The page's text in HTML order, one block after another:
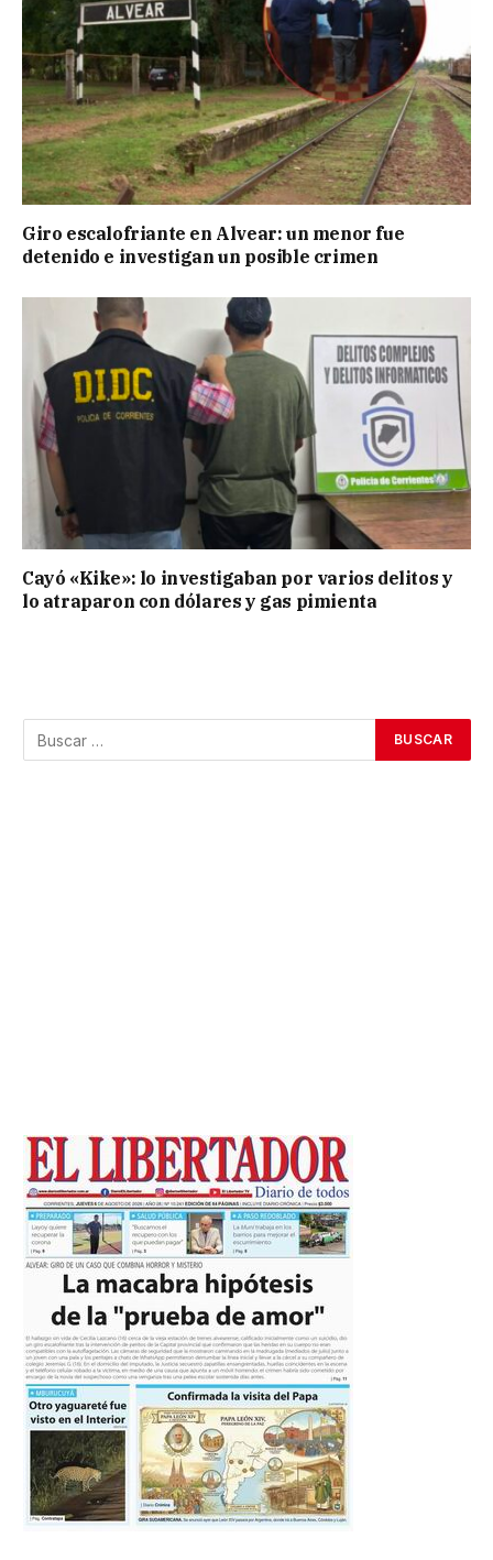
Giro escalofriante en Alvear: un menor fue
detenido e investigan un posible crimen
Cayó «Kike»: lo investigaban por varios delitos y
lo atraparon con dólares y gas pimienta